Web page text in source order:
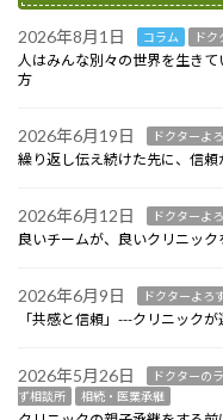
2026年8月1日 コラム ド
人はみんな別々の世界を生き
方
2026年6月19日 ドクターよ
繰り返し伝え続けた先に、信頼
2026年6月12日 ドクターよ
良いチームが、良いクリニッ
2026年6月9日 ドクターよろ
「共感と信頼」---クリニック
2026年5月26日 ドクターの
ず相談所
相続・医業承継